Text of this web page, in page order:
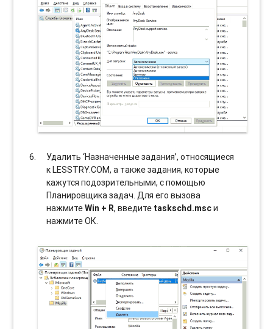
Удалить ‘Назначенные задания’, относящиеся
к LESSTRY.COM, а также задания, которые
кажутся подозрительными, с помощью
Планировщика задач. Для его вызова
нажмитеWin + R, введите taskschd.mscи
нажмите ОК.